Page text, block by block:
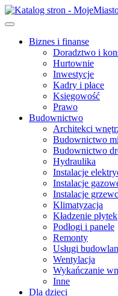
Skip
to
Biznes i finanse
Doradztwo i
Hurtownie
Inwestycje
Kadry i płace
Księgowość
Prawo
Budownictwo
Architekci
Budownictwo
Budownictwo
Hydraulika
Instalacje
Instalacje
Instalacje
Klimatyzacja
Kładzenie płytek
Podłogi i panele
Remonty
Usługi
Wentylacja
Wykańczanie
Inne
Dla dzieci